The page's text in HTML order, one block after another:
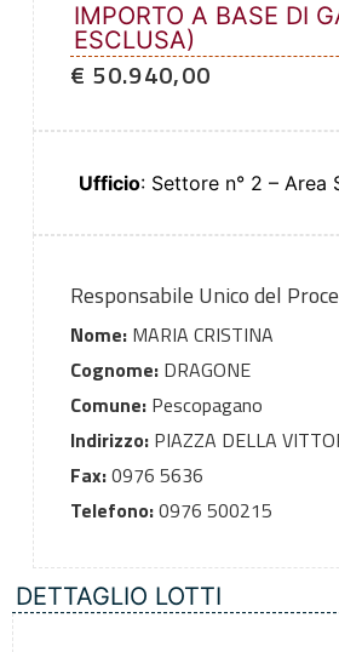
IMPORTO A BASE DI
ESCLUSA)
€ 50.940,00
Ufficio: Settore n° 2 – Area
Responsabile Unico del
Nome:MARIA CRISTINA
Cognome:DRAGONE
Comune:Pescopagano
Indirizzo:PIAZZA DELLA
Fax:0976 5636
Telefono:0976 500215
DETTAGLIO LOTTI